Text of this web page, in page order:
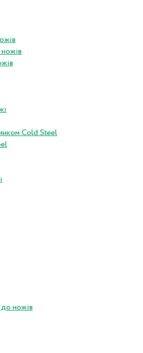
Cold Steel
ножів